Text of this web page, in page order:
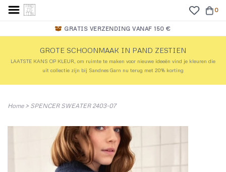
0
GRATIS VERZENDING VANAF 150 €
GROTE SCHOONMAAK IN PAND ZESTIEN
LAATSTE KANS OP KLEUR, om ruimte te maken voor nieuwe ideeën vind je kleuren die
uit collectie zijn bij Sandnes Garn nu terug met 20% korting
Home> SPENCER SWEATER 2403-07